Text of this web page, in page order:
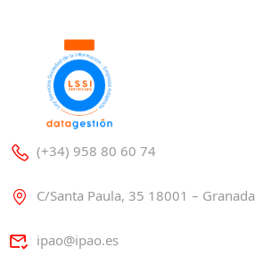
(+34) 958 80 60 74
C/Santa Paula, 35 18001 – Granada
ipao@ipao.es